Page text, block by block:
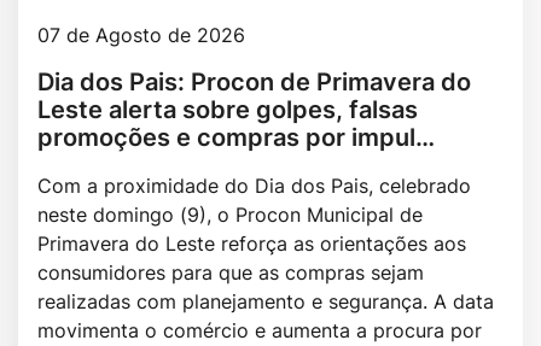
07 de Agosto de 2026
Dia dos Pais: Procon de Primavera do
Leste alerta sobre golpes, falsas
promoções e compras por impul…
Com a proximidade do Dia dos Pais, celebrado
neste domingo (9), o Procon Municipal de
Primavera do Leste reforça as orientações aos
consumidores para que as compras sejam
realizadas com planejamento e segurança. A data
movimenta o comércio e aumenta a procura por